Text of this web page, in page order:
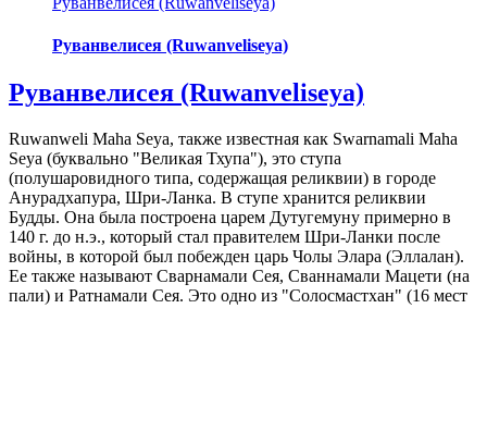
Руванвелисея (Ruwanveliseya)
Руванвелисея (Ruwanveliseya)
Ruwanweli Maha Seya, также известная как Swarnamali Maha
Seya (буквально "Великая Тхупа"), это ступа
(полушаровидного типа, содержащая реликвии) в городе
Анурадхапура, Шри-Ланка. В ступе хранится реликвии
Будды. Она была построена царем Дутугемуну примерно в
140 г. до н.э., который стал правителем Шри-Ланки после
войны, в которой был побежден царь Чолы Элара (Эллалан).
Ее также называют Сварнамали Сея, Сваннамали Мацети (на
пали) и Ратнамали Сея. Это одно из "Солосмастхан" (16 мест